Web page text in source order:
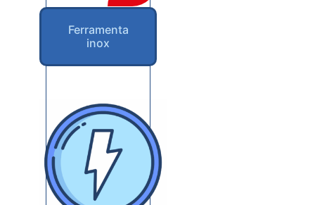
Ferramenta
inox